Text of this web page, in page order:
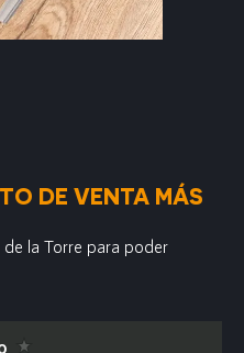
DE VENTA MÁS
la Torre para poder